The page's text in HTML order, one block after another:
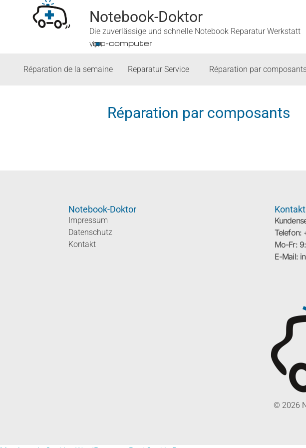
Notebook-Doktor
Die zuverlässige und schnelle Notebook Reparatur Werkstatt
von
■
ipc-computer
Réparation de la semaine Reparatur Service Réparation par
Réparation par composants
Notebook-Doktor
Impressum
Datenschutz
Kontakt
Kontakt
Telefon:
Mo-Fr:
E-Mail:
© 2026